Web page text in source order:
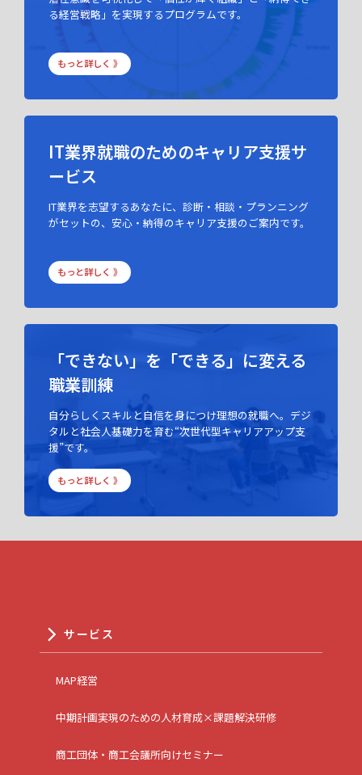
る経営戦略」を実現するプログラムです。
もっと詳しく 》
IT業界就職のためのキャリア支援サ
ービス
IT業界を志望するあなたに、診断・相談・プランニング
がセットの、安心・納得のキャリア支援のご案内です。
もっと詳しく 》
「できない」を「できる」に変える
職業訓練
自分らしくスキルと自信を身につけ理想の就職へ。デジ
タルと社会人基礎力を育む“次世代型キャリアアップ支
援”です。
もっと詳しく 》
サービス
MAP経営
中期計画実現のための人材育成×課題解決研修
商工団体・商工会議所向けセミナー